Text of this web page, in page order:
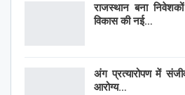
राजस्थान बना
विकास की नई…
अंग प्रत्यारोपण में
आरोग्य…